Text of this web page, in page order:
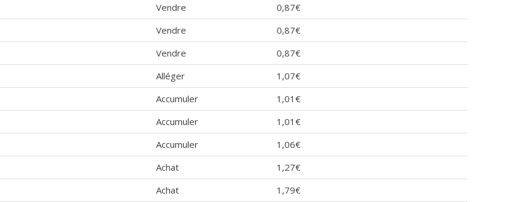
Vendre
0,87€
Vendre
0,87€
Vendre
0,87€
Alléger
1,07€
Accumuler
1,01€
Accumuler
1,01€
Accumuler
1,06€
Achat
1,27€
Achat
1,79€